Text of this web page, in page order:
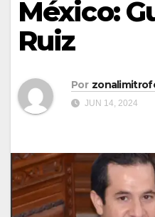
México:
Ruiz
Por
JUN 14, 2024